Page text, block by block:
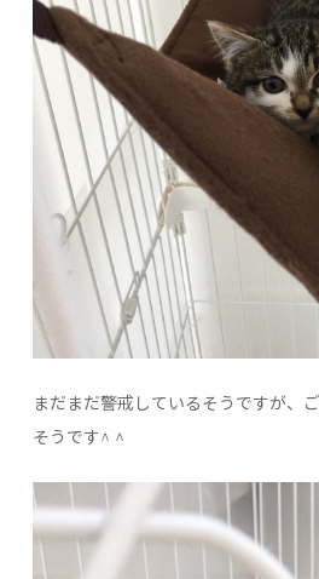
まだまだ警戒しているそうですが、
そうです^ ^